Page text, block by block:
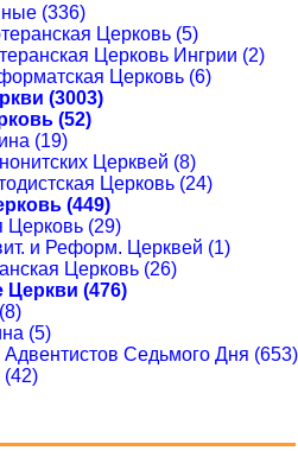
(336)
Церковь (5)
Церковь Ингрии (2)
Церковь (6)
(3003)
(52)
(19)
Церквей (8)
Церковь (24)
(449)
Церковь (29)
и Реформ. Церквей (1)
Церковь (26)
Церкви (476)
(5)
Адвентистов Седьмого Дня (653)
(42)